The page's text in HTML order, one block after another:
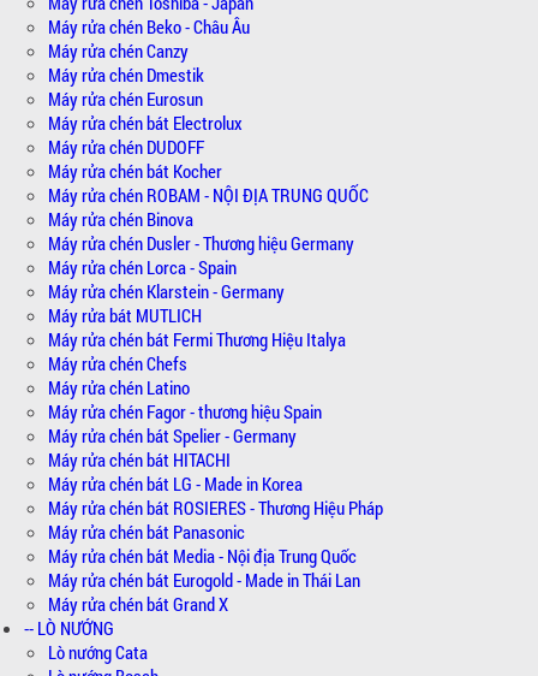
Máy rửa chén Beko - Châu Âu
Máy rửa chén Canzy
Máy rửa chén Dmestik
Máy rửa chén Eurosun
Máy rửa chén bát Electrolux
Máy rửa chén DUDOFF
Máy rửa chén bát Kocher
Máy rửa chén ROBAM - NỘI ĐỊA TRUNG QUỐC
Máy rửa chén Binova
Máy rửa chén Dusler - Thương hiệu Germany
Máy rửa chén Lorca - Spain
Máy rửa chén Klarstein - Germany
Máy rửa bát MUTLICH
Máy rửa chén bát Fermi Thương Hiệu Italya
Máy rửa chén Chefs
Máy rửa chén Latino
Máy rửa chén Fagor - thương hiệu Spain
Máy rửa chén bát Spelier - Germany
Máy rửa chén bát HITACHI
Máy rửa chén bát LG - Made in Korea
Máy rửa chén bát ROSIERES - Thương Hiệu Pháp
Máy rửa chén bát Panasonic
Máy rửa chén bát Media - Nội địa Trung Quốc
Máy rửa chén bát Eurogold - Made in Thái Lan
Máy rửa chén bát Grand X
-- LÒ NƯỚNG
Lò nướng Cata